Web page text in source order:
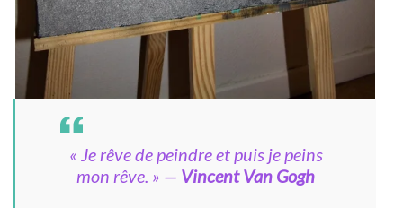
« Je rêve de peindre et puis je peins
mon rêve. » — Vincent Van Gogh